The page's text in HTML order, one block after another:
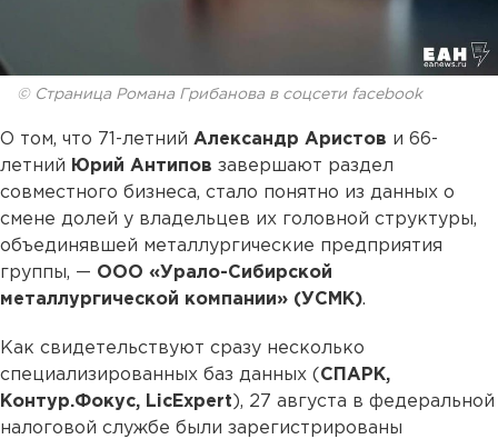
© Страница Романа Грибанова в соцсети facebook
О том, что 71-летний Александр Аристов и 66-
летний Юрий Антипов завершают раздел
совместного бизнеса, стало понятно из данных о
смене долей у владельцев их головной структуры,
объединявшей металлургические предприятия
группы, — ООО «Урало-Сибирской
металлургической компании» (УСМК).
Как свидетельствуют сразу несколько
специализированных баз данных ( СПАРК,
Контур.Фокус, LicExpert ), 27 августа в федеральной
налоговой службе были зарегистрированы